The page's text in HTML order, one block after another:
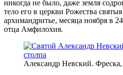
никогда не было, даже земля
тело его в церкви Рожества
архимандритье, месяца ноября в
отца Амфилохия.
Александр Невский.